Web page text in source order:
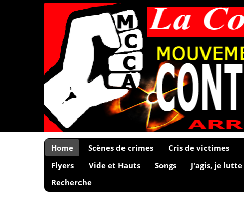
Home Scènes de crimes Cris de victimes
Flyers
Vide et Hauts Songs J'agis, je lutte
Recherche